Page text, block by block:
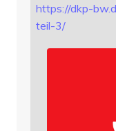
https://dkp-
teil-3/